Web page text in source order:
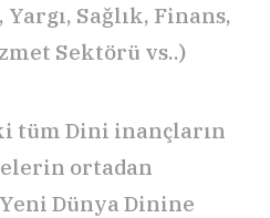
Sağlık, Finans,
Sektörü vs..)
tüm Dini inançların
ortadan
Dünya Dinine